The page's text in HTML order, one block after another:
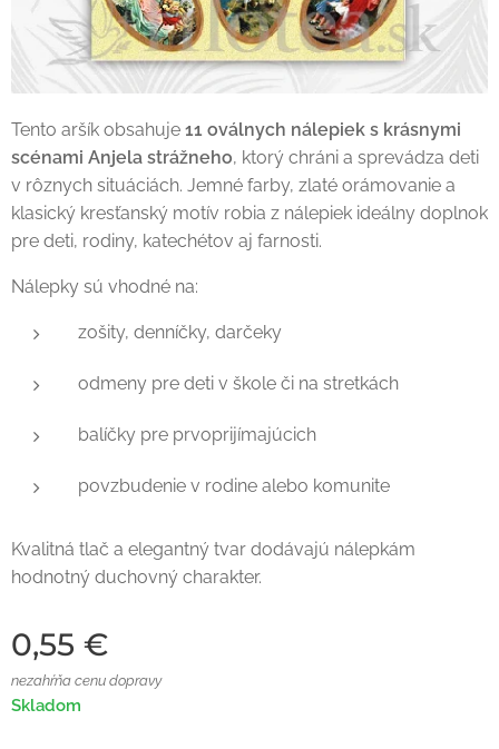
Tento aršík obsahuje 11 oválnych nálepiek s krásnymi
scénami Anjela strážneho, ktorý chráni a sprevádza deti
v rôznych situáciách. Jemné farby, zlaté orámovanie a
klasický kresťanský motív robia z nálepiek ideálny doplnok
pre deti, rodiny, katechétov aj farnosti.
Nálepky sú vhodné na:
zošity, denníčky, darčeky
odmeny pre deti v škole či na stretkách
balíčky pre prvoprijímajúcich
povzbudenie v rodine alebo komunite
Kvalitná tlač a elegantný tvar dodávajú nálepkám
hodnotný duchovný charakter.
0,55 €
nezahŕňa cenu dopravy
Skladom